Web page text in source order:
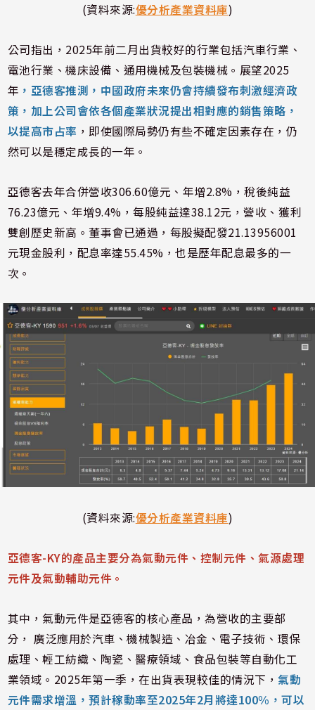
(資料來源:優分析產業資料庫)
公司指出，2025年前二月出貨較好的行業包括汽車行業、
電池行業、機床設備、通用機械及包裝機械。展望2025
年 ，亞德客推測，中國政府未來仍會持續發布刺激經濟政
策，加上公司會依各個產業狀況提出相對應的銷售策略，
以提高市占率 ，即使國際局勢仍有些不確定因素存在，仍
然可以是穩定成長的一年。
亞德客去年合併營收306.60億元、年增2.8%，稅後純益
76.23億元、年增9.4%，每股純益達38.12元，營收、獲利
雙創歷史新高。董事會已通過，每股擬配發21.13956001
元現金股利，配息率達55.45%，也是歷年配息最多的一
次。
(資料來源:優分析產業資料庫)
亞德客-KY的產品主要分為氣動元件、控制元件、氣源處理
元件及氣動輔助元件。
其中，氣動元件是亞德客的核心產品，為營收的主要部
分， 廣泛應用於汽車、機械製造、冶金、電子技術、環保
處理、輕工紡織、陶瓷、醫療領域、食品包裝等自動化工
業領域。2025年第一季，在出貨表現較佳的情況下，氣動
元件需求增溫，預計稼動率至2025年2月將達100%，可以